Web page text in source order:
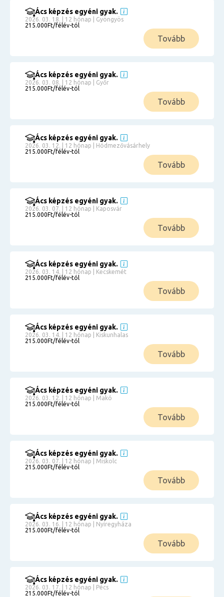
Ács képzés egyéni gyak.
2026. 03. 18. | 12 hónap | Gyöngyös
215.000Ft/félév-tól
Tovább
Ács képzés egyéni gyak.
2026. 03. 08. | 12 hónap | Győr
215.000Ft/félév-tól
Tovább
Ács képzés egyéni gyak.
2026. 03. 12. | 12 hónap | Hódmezővásárhely
215.000Ft/félév-tól
Tovább
Ács képzés egyéni gyak.
2026. 03. 07. | 12 hónap | Kaposvár
215.000Ft/félév-tól
Tovább
Ács képzés egyéni gyak.
2026. 03. 14. | 12 hónap | Kecskemét
215.000Ft/félév-tól
Tovább
Ács képzés egyéni gyak.
2026. 03. 14. | 12 hónap | Kiskunhalas
215.000Ft/félév-tól
Tovább
Ács képzés egyéni gyak.
2026. 03. 12. | 12 hónap | Makó
215.000Ft/félév-tól
Tovább
Ács képzés egyéni gyak.
2026. 03. 07. | 12 hónap | Miskolc
215.000Ft/félév-tól
Tovább
Ács képzés egyéni gyak.
2026. 03. 16. | 12 hónap | Nyíregyháza
215.000Ft/félév-tól
Tovább
Ács képzés egyéni gyak.
2026. 03. 17. | 12 hónap | Pécs
215.000Ft/félév-tól